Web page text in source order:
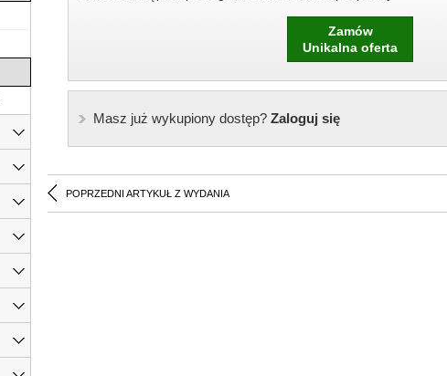
Zamów
Unikalna oferta
Masz już wykupiony dostęp?Zaloguj się
POPRZEDNI ARTYKUŁ Z WYDANIA